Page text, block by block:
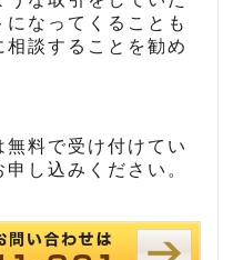
なってくることも
談することを勧め
料で受け付けてい
し込みください。